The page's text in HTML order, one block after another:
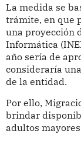
La medida se
trámite, en que
una proyección
Informática
año sería de
consideraría
de la entidad.
Por ello,
brindar
adultos